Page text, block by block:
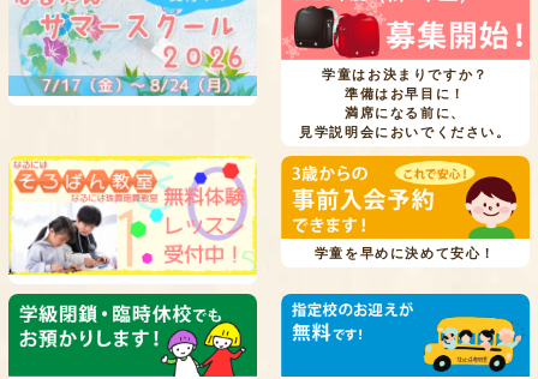
学童はお決まりですか？
準備はお早目に！
満席になる前に、
見学説明会においでください。
学童を早めに決めて安心！